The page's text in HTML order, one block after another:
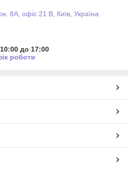
8А, офіс 21 В, Київ, Україна
до 17:00
роботи